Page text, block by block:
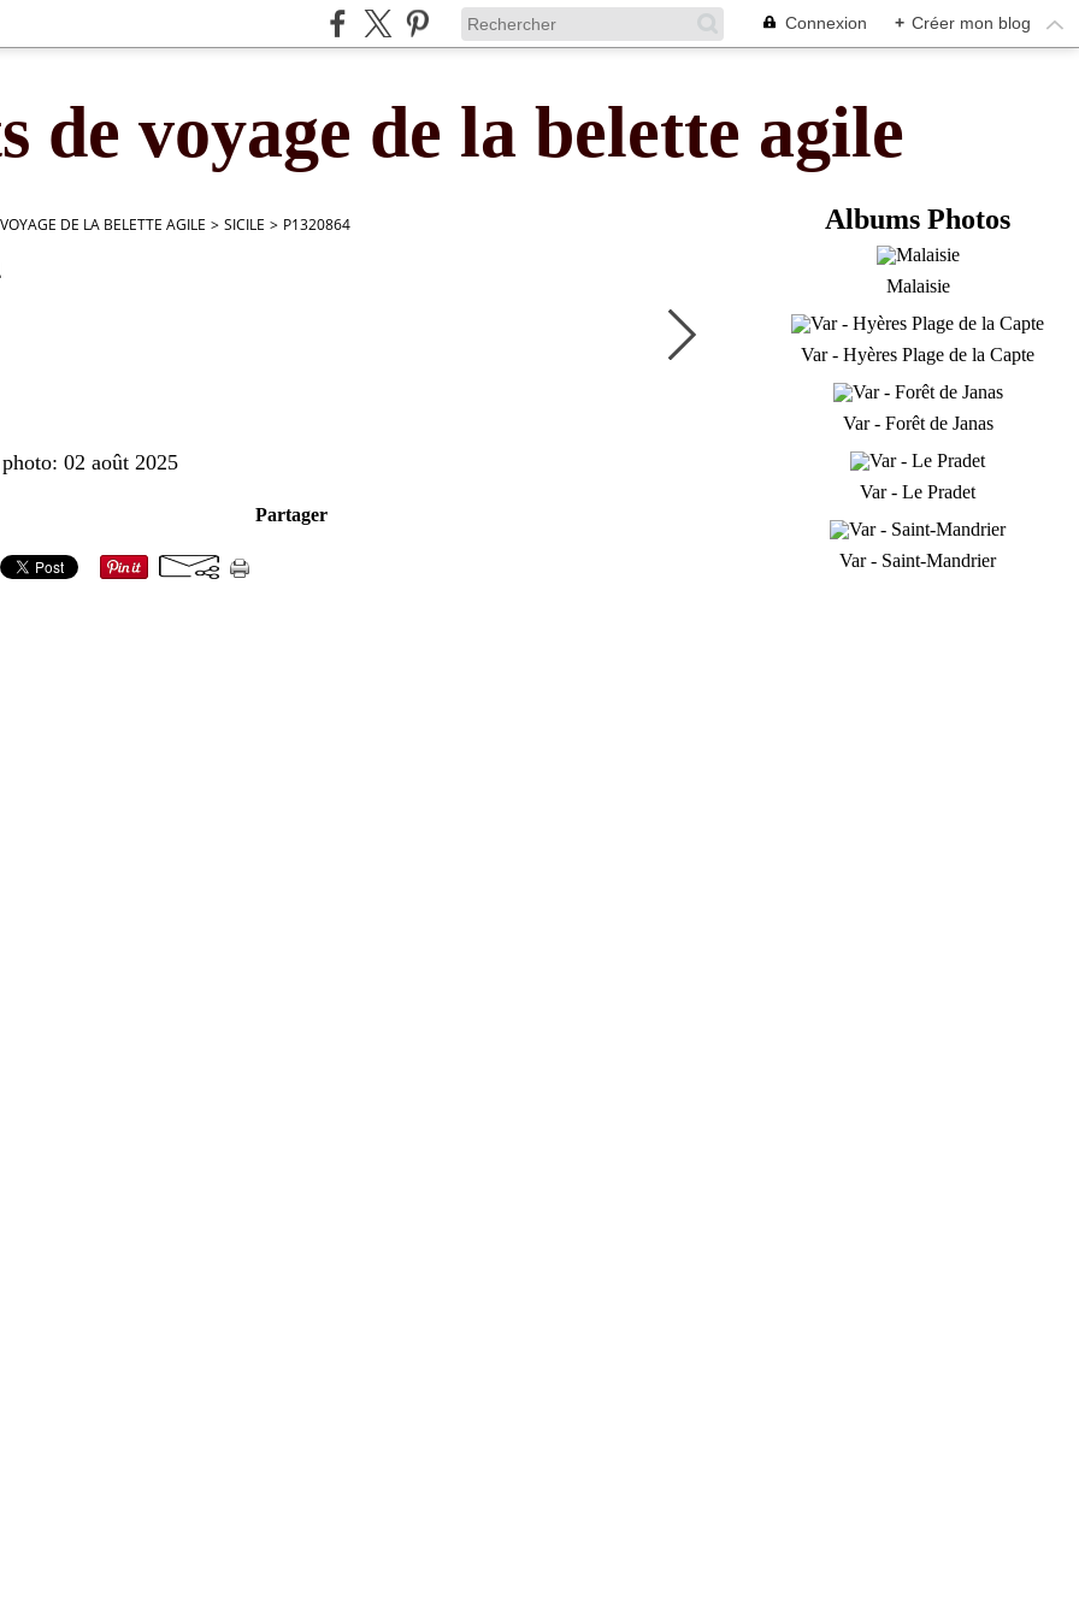
Connexion + Créer mon blog
de voyage de la belette agile
DE LA BELETTE AGILE > SICILE > P1320864
02 août 2025
Partager
Albums Photos
Malaisie
Var - Hyères Plage de la Capte
Var - Forêt de Janas
Var - Le Pradet
Var - Saint-Mandrier